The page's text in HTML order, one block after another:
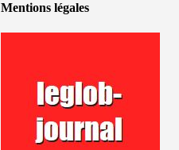
Mentions légales